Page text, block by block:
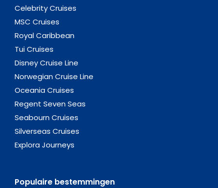
Celebrity Cruises
MSC Cruises
Royal Caribbean
Tui Cruises
Disney Cruise Line
Norwegian Cruise Line
Oceania Cruises
Regent Seven Seas
Seabourn Cruises
Silverseas Cruises
Explora Journeys
Populaire bestemmingen